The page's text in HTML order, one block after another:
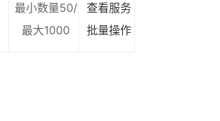
最小数量50/
最大1000
查看服务
批量操作